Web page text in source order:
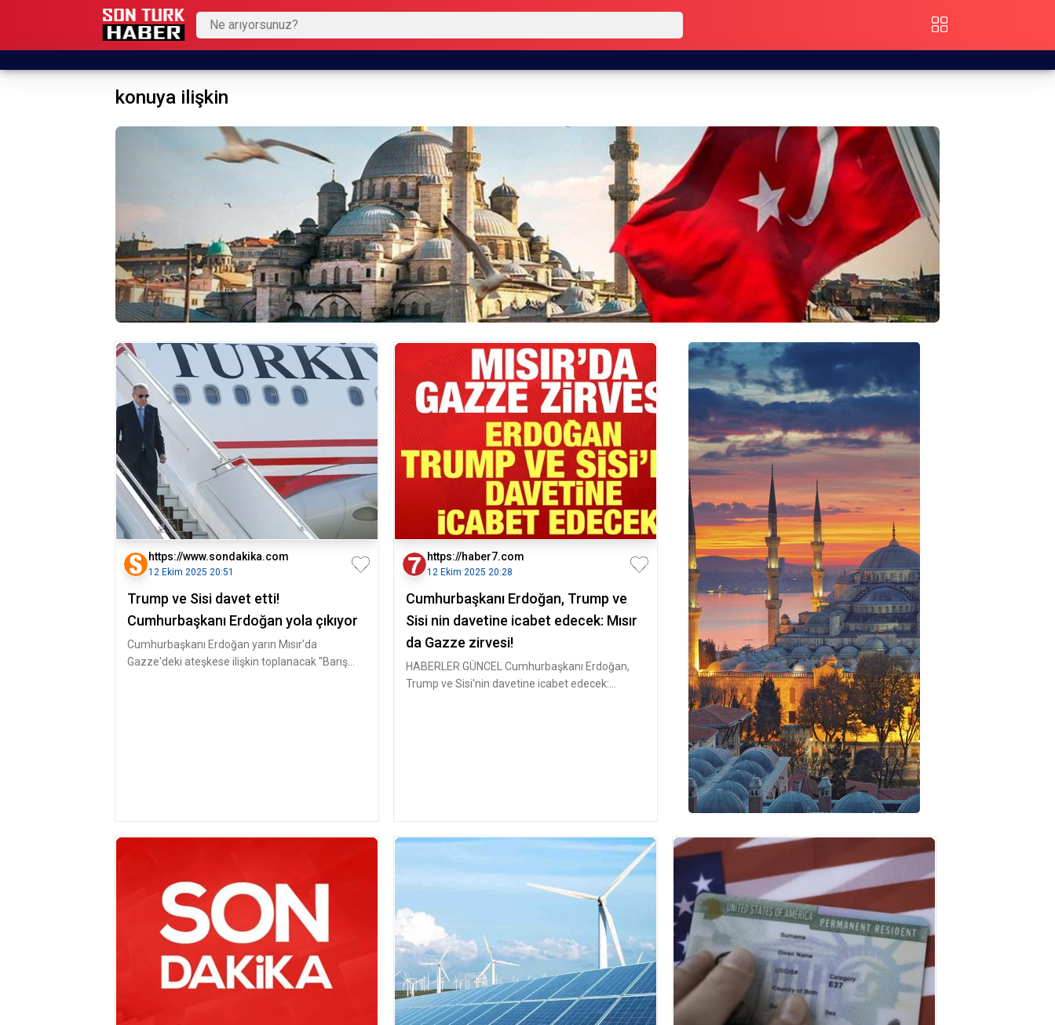
konuya ilişkin
https://www.sondakika.com
12 Ekim 2025 20:51
Trump ve Sisi davet etti!
Cumhurbaşkanı Erdoğan yola çıkıyor
Cumhurbaşkanı Erdoğan yarın Mısır'da
Gazze'deki ateşkese ilişkin toplanacak "Barış
https://haber7.com
12 Ekim 2025 20:28
Cumhurbaşkanı Erdoğan, Trump ve
Sisi nin davetine icabet edecek: Mısır
da Gazze zirvesi!
HABERLER GÜNCEL Cumhurbaşkanı Erdoğan,
Trump ve Sisi'nin davetine icabet edecek: